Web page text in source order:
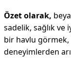
Özet olarak,
sadelik, sağlık ve
bir havlu
deneyimlerden